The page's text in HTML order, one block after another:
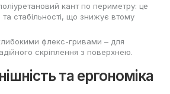
кант по периметру: це
та стабільності, що знижує втому
флекс-гривами – для
скріплення з поверхнею.
та ергономіка